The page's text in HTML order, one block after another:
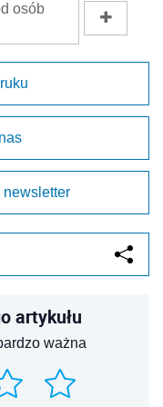
osób
artykułu
ważna